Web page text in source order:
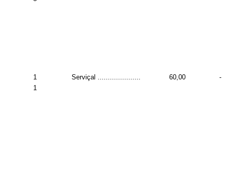
1 Serviçal ..................... 60,00
-
1